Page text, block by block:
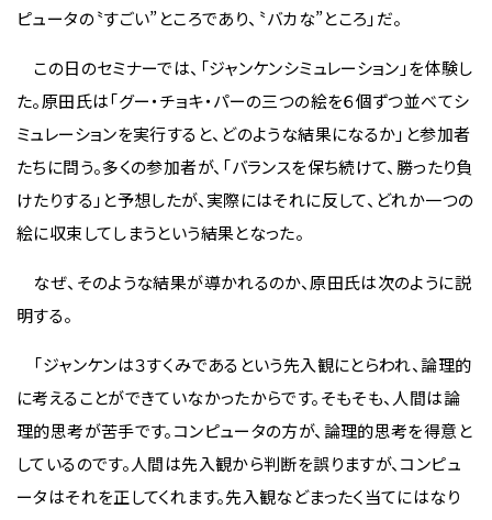
ピュータの〝すごい”ところであり、〝バカな”ところ」だ。
この日のセミナーでは、「ジャンケンシミュレーション」を体験し
た。原田氏は「グー・チョキ・パーの三つの絵を６個ずつ並べてシ
ミュレーションを実行すると、どのような結果になるか」と参加者
たちに問う。多くの参加者が、「バランスを保ち続けて、勝ったり負
けたりする」と予想したが、実際にはそれに反して、どれか一つの
絵に収束してしまうという結果となった。
なぜ、そのような結果が導かれるのか、原田氏は次のように説
明する。
「ジャンケンは３すくみであるという先入観にとらわれ、論理的
に考えることができていなかったからです。そもそも、人間は論
理的思考が苦手です。コンピュータの方が、論理的思考を得意と
しているのです。人間は先入観から判断を誤りますが、コンピュ
ータはそれを正してくれます。先入観などまったく当てにはなり